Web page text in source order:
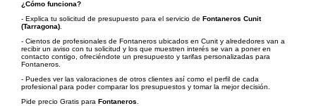
¿Cómo funciona?
- Explica tu solicitud de presupuesto para el servicio de Fontaneros Cunit
(Tarragona)
- Cientos de profesionales de Fontaneros ubicados en Cunit y alrededores van a
recibir un aviso con tu solicitud y los que muestren interés se van a poner en
contacto contigo, ofreciéndote un presupuesto y tarifas personalizadas para
Fontaneros.
- Puedes ver las valoraciones de otros clientes así como el perfil de cada
profesional para poder comparar los presupuestos y tomar la mejor decisión.
Pide precio Gratis para Fontaneros